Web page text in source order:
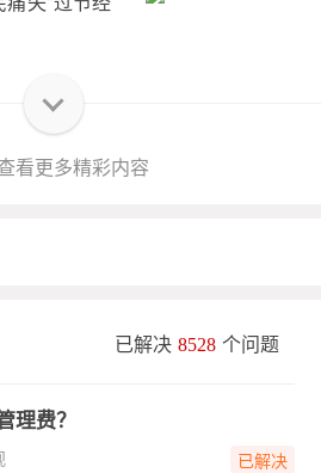
看更多精彩内容
已解决 8528 个问题
理费？
已解决